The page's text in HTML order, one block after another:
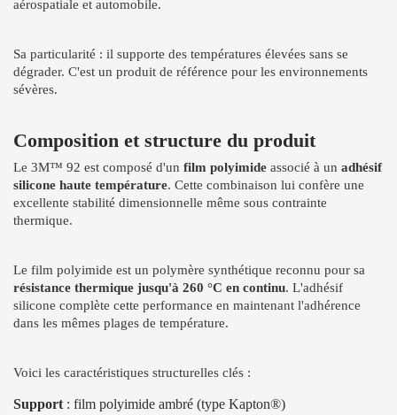
aérospatiale et automobile.
Sa particularité : il supporte des températures élevées sans se
dégrader. C'est un produit de référence pour les environnements
sévères.
Composition et structure du produit
Le 3M™ 92 est composé d'un film polyimide associé à un adhésif
silicone haute température. Cette combinaison lui confère une
excellente stabilité dimensionnelle même sous contrainte
thermique.
Le film polyimide est un polymère synthétique reconnu pour sa
résistance thermique jusqu'à 260 °C en continu. L'adhésif
silicone complète cette performance en maintenant l'adhérence
dans les mêmes plages de température.
Voici les caractéristiques structurelles clés :
Support: film polyimide ambré (type Kapton®)